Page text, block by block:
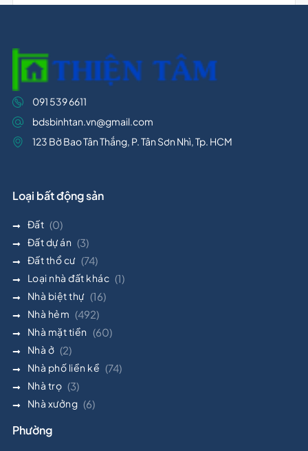
091 539 6611
bdsbinhtan.vn@gmail.com
123 Bờ Bao Tân Thắng, P. Tân Sơn Nhì, Tp. HCM
Loại bất động sản
Đất (0)
Đất dự án (3)
Đất thổ cư (74)
Loại nhà đất khác (1)
Nhà biệt thự (16)
Nhà hẻm (492)
Nhà mặt tiền (60)
Nhà ở (2)
Nhà phố liền kề (74)
Nhà trọ (3)
Nhà xưởng (6)
Phường